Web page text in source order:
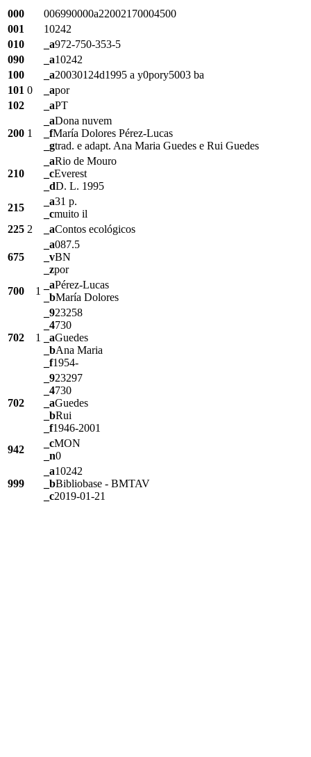
000
006990000a22002170004500
001
10242
010
_a972-750-353-5
090
_a10242
100
_a20030124d1995 a y0pory5003 ba
101 0 _apor
102
_aPT
200 1
_aDona nuvem
_fMaría Dolores Pérez-Lucas
_gtrad. e adapt. Ana Maria Guedes e Rui Guedes
210
_aRio de Mouro
_cEverest
_dD. L. 1995
215
_a31 p.
_cmuito il
225 2 _aContos ecológicos
675
_a087.5
_vBN
_zpor
700
1
_aPérez-Lucas
_bMaría Dolores
702 1
_923258
_4730
_aGuedes
_bAna Maria
_f1954-
702
_923297
_4730
_aGuedes
_bRui
_f1946-2001
942
_cMON
_n0
999
_a10242
_bBibliobase - BMTAV
_c2019-01-21